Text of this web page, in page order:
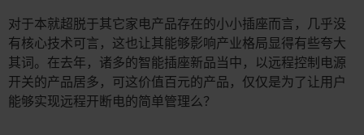
对于本就超脱于其它家电产品存在的小小插座而言，几乎没
有核心技术可言，这也让其能够影响产业格局显得有些夸大
其词。在去年，诸多的智能插座新品当中，以远程控制电源
开关的产品居多，可这价值百元的产品，仅仅是为了让用户
能够实现远程开断电的简单管理么？